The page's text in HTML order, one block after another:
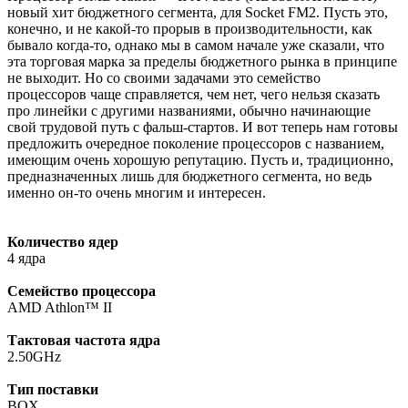
новый хит бюджетного сегмента, для Socket FM2. Пусть это,
конечно, и не какой-то прорыв в производительности, как
бывало когда-то, однако мы в самом начале уже сказали, что
эта торговая марка за пределы бюджетного рынка в принципе
не выходит. Но со своими задачами это семейство
процессоров чаще справляется, чем нет, чего нельзя сказать
про линейки с другими названиями, обычно начинающие
свой трудовой путь с фальш-стартов. И вот теперь нам готовы
предложить очередное поколение процессоров с названием,
имеющим очень хорошую репутацию. Пусть и, традиционно,
предназначенных лишь для бюджетного сегмента, но ведь
именно он-то очень многим и интересен.
Количество ядер
4 ядра
Семейство процессора
AMD Athlon™ II
Тактовая частота ядра
2.50GHz
Тип поставки